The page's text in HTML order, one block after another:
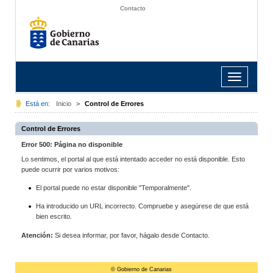
Contacto
Toggle
navigation
Está en: Inicio > Control de Errores
Control de Errores
Error 500: Página no disponible
Lo sentimos, el portal al que está intentado acceder no está disponible. Esto
puede ocurrir por varios motivos:
El portal puede no estar disponible "Temporalmente".
Ha introducido un URL incorrecto. Compruebe y asegúrese de que está
bien escrito.
Atención: Si desea informar, por favor, hágalo desde Contacto.
© Gobierno de Canarias